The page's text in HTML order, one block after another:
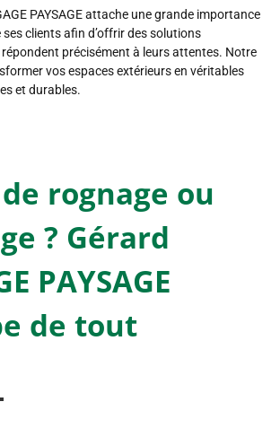
PAYSAGE attache une grande importance
ses clients afin d’offrir des solutions
précisément à leurs attentes. Notre
vos espaces extérieurs en véritables
et durables.
rognage ou
? Gérard
PAYSAGE
de tout